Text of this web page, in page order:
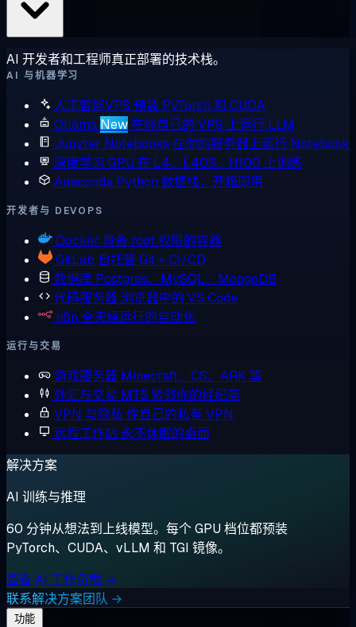
AI 开发者和工程师真正部署的技术栈。
AI 与机器学习
人工智能VPS 预装 PyTorch 和 CUDA
Ollama New在你自己的 VPS 上运行 LLM
Jupyter Notebooks 在你的服务器上运行 Notebook
深度学习 GPU 在 L4、L40S、H100 上训练
Anaconda Python 数据栈，开箱即用
开发者与 DEVOPS
Docker 具备 root 权限的容器
GitLab 自托管 Git + CI/CD
数据库 Postgres、MySQL、MongoDB
代码服务器 浏览器中的 VS Code
n8n 全天候运行的自动化
运行与交易
游戏服务器 Minecraft、CS、ARK 等
外汇与交易 MT5 紧邻你的经纪商
VPN 与隐私 你自己的私有 VPN
远程工作站 永不休眠的桌面
解决方案
AI 训练与推理
60 分钟从想法到上线模型。每个 GPU 档位都预装
PyTorch、CUDA、vLLM 和 TGI 镜像。
查看 AI 工作负载 →
联系解决方案团队 →